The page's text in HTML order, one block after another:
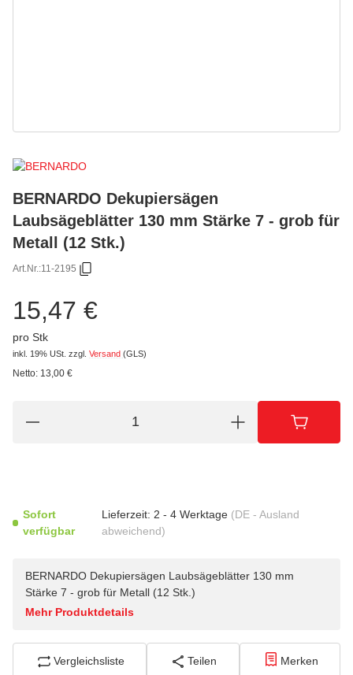
BERNARDO Dekupiersägen
Laubsägeblätter 130 mm Stärke 7 - grob für
Metall (12 Stk.)
Art.Nr.:11-2195
15,47 €
pro Stk
inkl. 19% USt. zzgl. Versand (GLS)
Netto: 13,00 €
Sofort
verfügbar
Lieferzeit: 2 - 4 Werktage (DE - Ausland
abweichend)
BERNARDO Dekupiersägen Laubsägeblätter 130 mm
Stärke 7 - grob für Metall (12 Stk.)
Mehr Produktdetails
Vergleichsliste Teilen Merken